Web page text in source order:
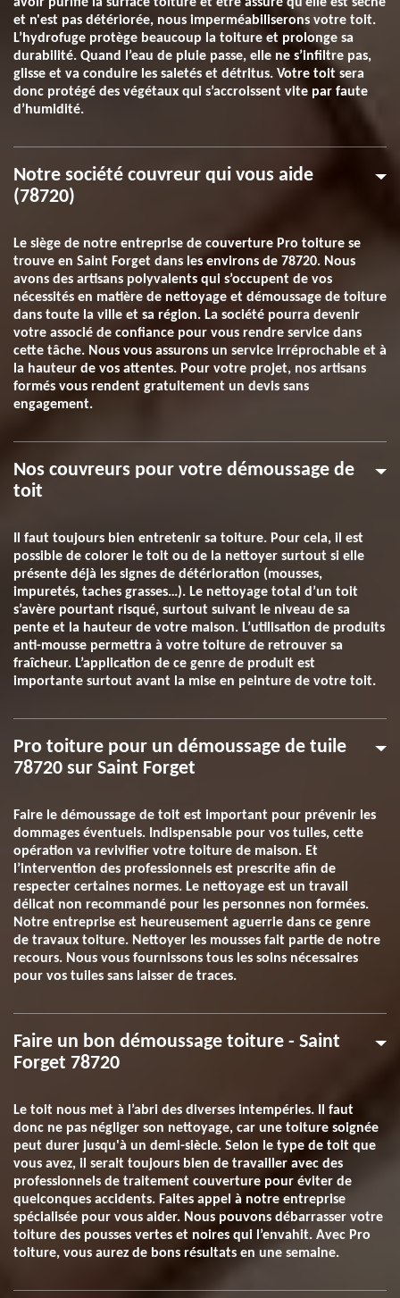
et n'est pas détériorée, nous imperméabiliserons votre toit.
L’hydrofuge protège beaucoup la toiture et prolonge sa
durabilité. Quand l’eau de pluie passe, elle ne s’infiltre pas,
glisse et va conduire les saletés et détritus. Votre toit sera
donc protégé des végétaux qui s’accroissent vite par faute
d’humidité.
Notre société couvreur qui vous aide
(78720)
Le siège de notre entreprise de couverture Pro toiture se
trouve en Saint Forget dans les environs de 78720. Nous
avons des artisans polyvalents qui s’occupent de vos
nécessités en matière de nettoyage et démoussage de toiture
dans toute la ville et sa région. La société pourra devenir
votre associé de confiance pour vous rendre service dans
cette tâche. Nous vous assurons un service irréprochable et à
la hauteur de vos attentes. Pour votre projet, nos artisans
formés vous rendent gratuitement un devis sans
engagement.
Nos couvreurs pour votre démoussage de
toit
Il faut toujours bien entretenir sa toiture. Pour cela, il est
possible de colorer le toit ou de la nettoyer surtout si elle
présente déjà les signes de détérioration (mousses,
impuretés, taches grasses…). Le nettoyage total d’un toit
s’avère pourtant risqué, surtout suivant le niveau de sa
pente et la hauteur de votre maison. L’utilisation de produits
anti-mousse permettra à votre toiture de retrouver sa
fraîcheur. L’application de ce genre de produit est
importante surtout avant la mise en peinture de votre toit.
Pro toiture pour un démoussage de tuile
78720 sur Saint Forget
Faire le démoussage de toit est important pour prévenir les
dommages éventuels. Indispensable pour vos tuiles, cette
opération va revivifier votre toiture de maison. Et
l’intervention des professionnels est prescrite afin de
respecter certaines normes. Le nettoyage est un travail
délicat non recommandé pour les personnes non formées.
Notre entreprise est heureusement aguerrie dans ce genre
de travaux toiture. Nettoyer les mousses fait partie de notre
recours. Nous vous fournissons tous les soins nécessaires
pour vos tuiles sans laisser de traces.
Faire un bon démoussage toiture - Saint
Forget 78720
Le toit nous met à l’abri des diverses intempéries. Il faut
donc ne pas négliger son nettoyage, car une toiture soignée
peut durer jusqu'à un demi-siècle. Selon le type de toit que
vous avez, il serait toujours bien de travailler avec des
professionnels de traitement couverture pour éviter de
quelconques accidents. Faites appel à notre entreprise
spécialisée pour vous aider. Nous pouvons débarrasser votre
toiture des pousses vertes et noires qui l’envahit. Avec Pro
toiture, vous aurez de bons résultats en une semaine.